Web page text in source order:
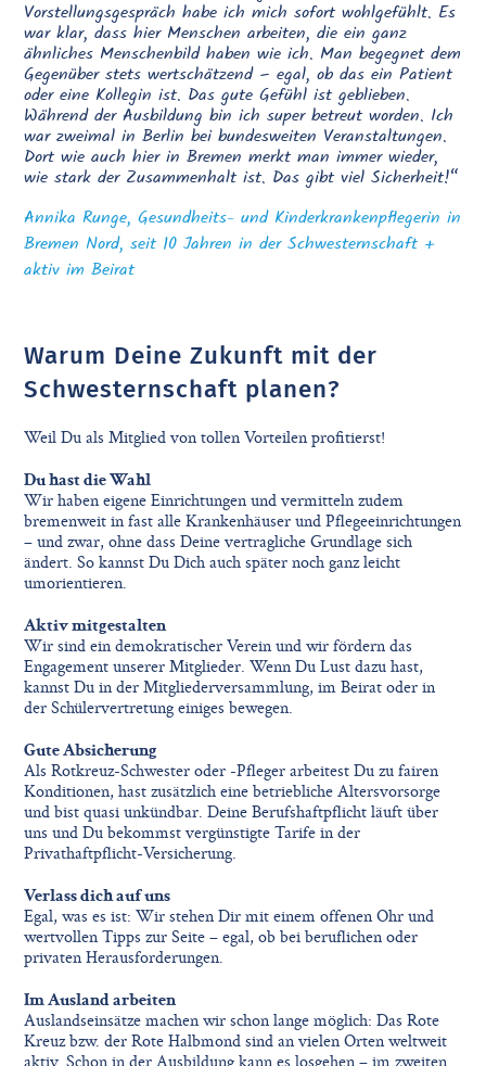
Vorstellungsgespräch habe ich mich sofort wohlgefühlt. Es
war klar, dass hier Menschen arbeiten, die ein ganz
ähnliches Menschenbild haben wie ich. Man begegnet dem
Gegenüber stets wertschätzend – egal, ob das ein Patient
oder eine Kollegin ist. Das gute Gefühl ist geblieben.
Während der Ausbildung bin ich super betreut worden. Ich
war zweimal in Berlin bei bundesweiten Veranstaltungen.
Dort wie auch hier in Bremen merkt man immer wieder,
wie stark der Zusammenhalt ist. Das gibt viel Sicherheit!“
Annika Runge, Gesundheits- und Kinderkrankenpflegerin in
Bremen Nord, seit 10 Jahren in der Schwesternschaft +
aktiv im Beirat
Warum Deine Zukunft mit der
Schwesternschaft planen?
Weil Du als Mitglied von tollen Vorteilen profitierst!
Du hast die Wahl
Wir haben eigene Einrichtungen und vermitteln zudem
bremenweit in fast alle Krankenhäuser und Pflegeeinrichtungen
– und zwar, ohne dass Deine vertragliche Grundlage sich
ändert. So kannst Du Dich auch später noch ganz leicht
umorientieren.
Aktiv mitgestalten
Wir sind ein demokratischer Verein und wir fördern das
Engagement unserer Mitglieder. Wenn Du Lust dazu hast,
kannst Du in der Mitgliederversammlung, im Beirat oder in
der Schülervertretung einiges bewegen.
Gute Absicherung
Als Rotkreuz-Schwester oder -Pfleger arbeitest Du zu fairen
Konditionen, hast zusätzlich eine betriebliche Altersvorsorge
und bist quasi unkündbar. Deine Berufshaftpflicht läuft über
uns und Du bekommst vergünstigte Tarife in der
Privathaftpflicht-Versicherung.
Verlass dich auf uns
Egal, was es ist: Wir stehen Dir mit einem offenen Ohr und
wertvollen Tipps zur Seite – egal, ob bei beruflichen oder
privaten Herausforderungen.
Im Ausland arbeiten
Auslandseinsätze machen wir schon lange möglich: Das Rote
Kreuz bzw. der Rote Halbmond sind an vielen Orten weltweit
aktiv. Schon in der Ausbildung kann es losgehen – im zweiten